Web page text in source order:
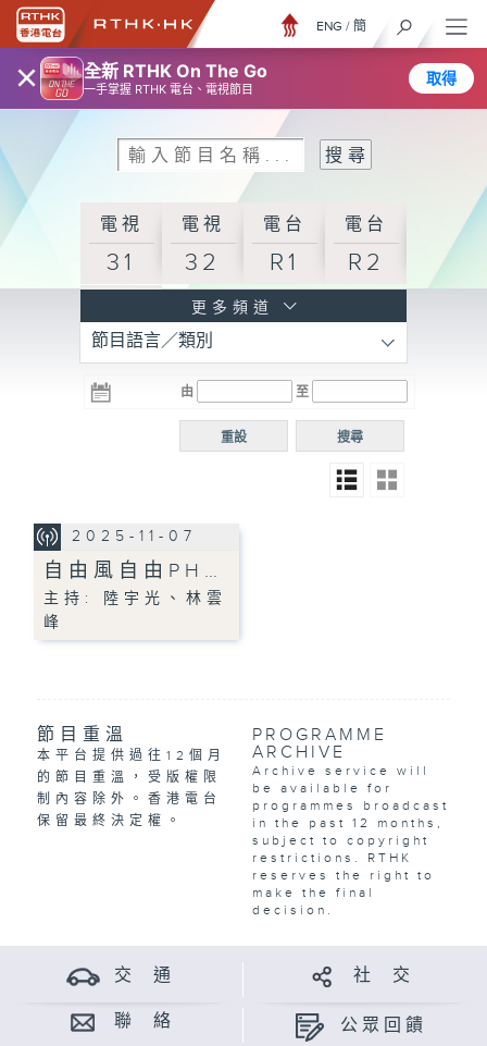
× 全新 RTHK On The Go
一手掌握 RTHK 電台、電視節目
取得
ENG / 簡
電視
31
電視
32
電台
R1
電台
R2
R3
電台 電台
R5
電台
普通
更多頻道
節目語言／類別
由 至
搜尋
重設
2025-11-07
自由風自由PH…
主持: 陸宇光、林雲
峰
節目重溫
本平台提供過往12個月
的節目重溫，受版權限
制內容除外。香港電台
保留最終決定權。
PROGRAMME
ARCHIVE
Archive service will
be available for
programmes broadcast
in the past 12 months,
subject to copyright
restrictions. RTHK
reserves the right to
make the final
decision.
交 通 社 交
聯 絡 公眾回饋